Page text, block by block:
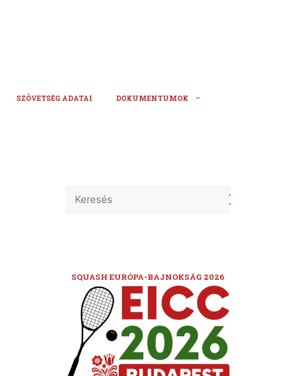
SZÖVETSÉG ADATAI DOKUMENTUMOK
SQUASH EURÓPA-BAJNOKSÁG 2026